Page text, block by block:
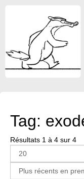
Tag:
Résultats 1 à 4 sur 4